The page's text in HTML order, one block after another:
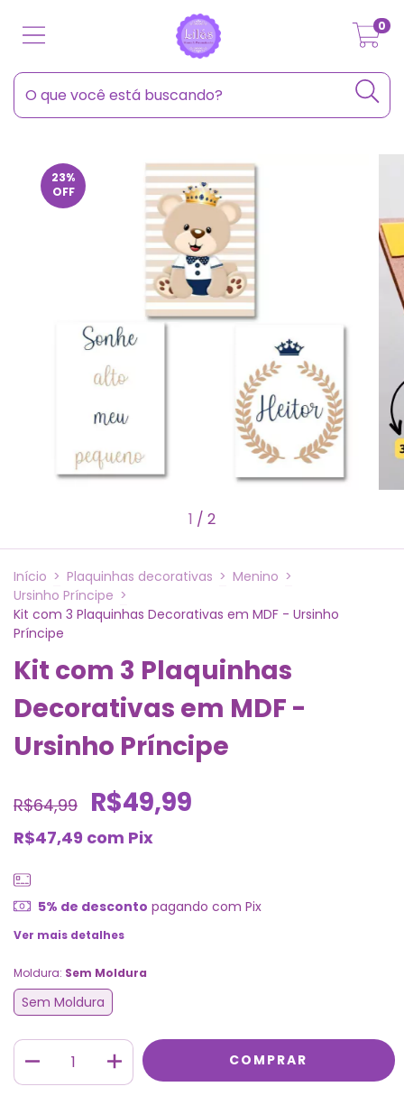
0
23%
OFF
1 / 2
Início > Plaquinhas decorativas > Menino >
Ursinho Príncipe >
Kit com 3 Plaquinhas Decorativas em MDF - Ursinho
Príncipe
Kit com 3 Plaquinhas
Decorativas em MDF -
Ursinho Príncipe
R$64,99 R$49,99
R$47,49 com Pix
5% de desconto pagando com Pix
Ver mais detalhes
Moldura: Sem Moldura
Sem Moldura